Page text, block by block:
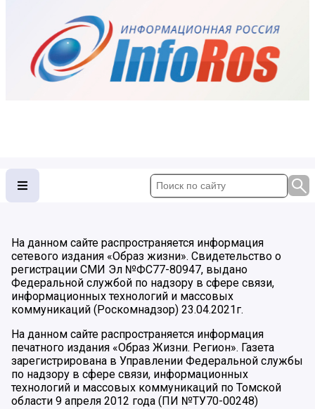
На данном сайте распространяется информация
сетевого издания «Образ жизни». Свидетельство о
регистрации СМИ Эл №ФС77-80947, выдано
Федеральной службой по надзору в сфере связи,
информационных технологий и массовых
коммуникаций (Роскомнадзор) 23.04.2021г.
На данном сайте распространяется информация
печатного издания «Образ Жизни. Регион». Газета
зарегистрирована в Управлении Федеральной службы
по надзору в сфере связи, информационных
технологий и массовых коммуникаций по Томской
области 9 апреля 2012 года (ПИ №ТУ70-00248)